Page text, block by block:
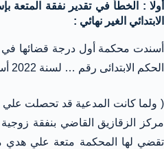
أولا : الخطأ في تقدير نفقة المتعة
الابتدائي الغير نهائي :
أسندت محكمة أول درجة قضائها في
الحكم الابتدائى رقم … لسنة 2022 أسرة مركز الزقازيق بقولها
تقضي لها المحكمة متعة علي هدي